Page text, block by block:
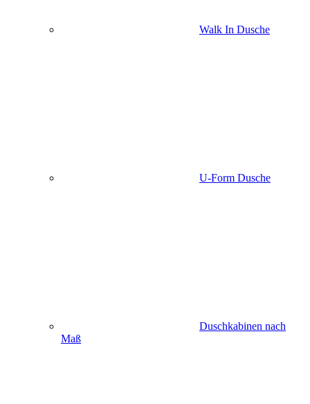
Walk In Dusche
U-Form Dusche
Duschkabinen nach
Maß